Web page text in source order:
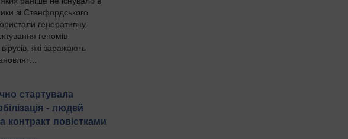
зі Стенфордського
генеративну
геномів
які заражають
стартувала
- людей
повістками